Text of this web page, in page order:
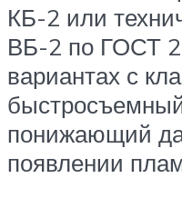
КБ-2 или
ВБ-2 по ГОСТ
вариантах с
понижающий
появлении